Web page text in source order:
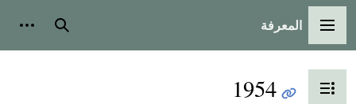
القائمة الرئيسية
المعرفة بحث
تبديل عرض جدول المحتويات
1954